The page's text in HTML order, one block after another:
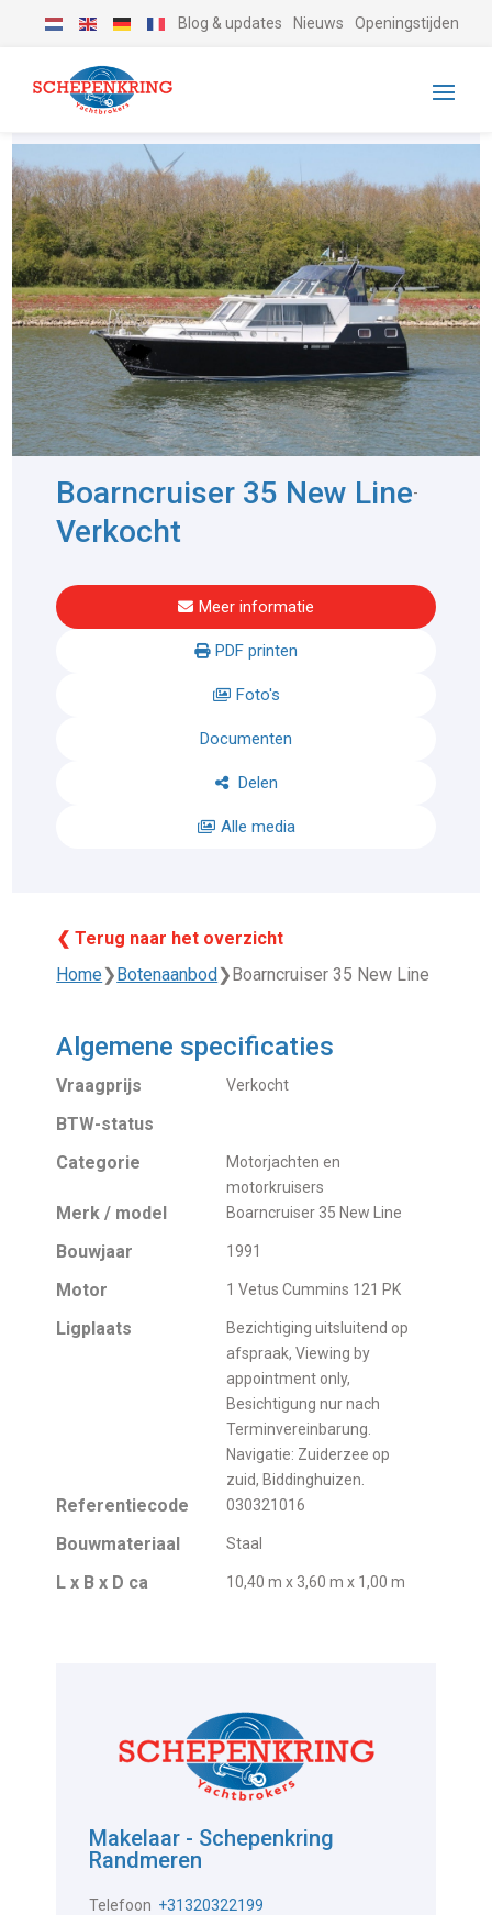
Blog & updates Nieuws Openingstijden
Boarncruiser 35 New Line-
Verkocht
Meer informatie
PDF printen
Foto's
Documenten
Delen
Alle media
❮ Terug naar het overzicht
Home❯Botenaanbod❯Boarncruiser 35 New Line
Algemene specificaties
Vraagprijs Verkocht
BTW-status
Categorie
Motorjachten en
motorkruisers
Merk / model Boarncruiser 35 New Line
Bouwjaar 1991
Motor 1 Vetus Cummins 121 PK
Ligplaats
Bezichtiging uitsluitend op
afspraak, Viewing by
appointment only,
Besichtigung nur nach
Terminvereinbarung.
Navigatie: Zuiderzee op
zuid, Biddinghuizen.
Referentiecode 030321016
Bouwmateriaal Staal
L x B x D ca 10,40 m x 3,60 m x 1,00 m
Makelaar - Schepenkring
Randmeren
Telefoon +31320322199